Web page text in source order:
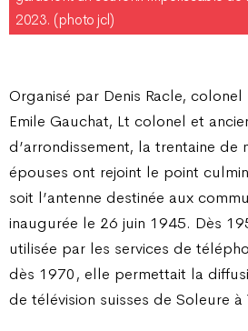
2023. (photo jcl)
Organisé par Denis Racle,
Emile Gauchat, Lt colonel et
d’arrondissement, la trentaine de
épouses ont rejoint le point
soit l’antenne destinée aux
inaugurée le 26 juin 1945. Dès
utilisée par les services de
dès 1970, elle permettait la
de télévision suisses de Soleure à